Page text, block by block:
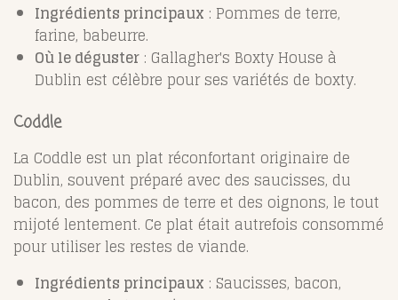
Ingrédients principaux : Pommes de terre,
farine, babeurre.
Où le déguster : Gallagher's Boxty House à
Dublin est célèbre pour ses variétés de boxty.
Coddle
La Coddle est un plat réconfortant originaire de
Dublin, souvent préparé avec des saucisses, du
bacon, des pommes de terre et des oignons, le tout
mijoté lentement. Ce plat était autrefois consommé
pour utiliser les restes de viande.
Ingrédients principaux : Saucisses, bacon,